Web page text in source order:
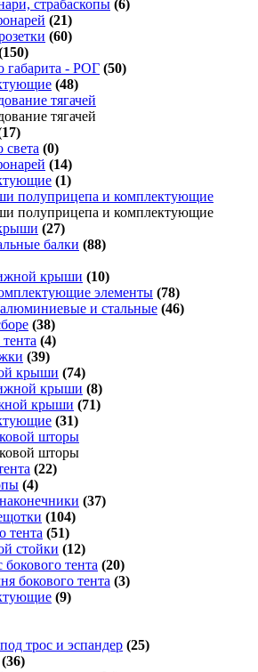
страбаскопы (6)
(21)
(60)
габарита - РОГ (50)
(48)
тягачей
тягачей
(0)
(14)
(1)
полуприцепа и комплектующие
полуприцепа и комплектующие
(27)
балки (88)
крыши (10)
элементы (78)
и стальные (46)
(38)
(4)
(39)
крыши (74)
крыши (8)
крыши (71)
(31)
шторы
шторы
(22)
(4)
(37)
(104)
тента (51)
стойки (12)
тента (20)
бокового тента (3)
(9)
трос и эспандер (25)
(36)